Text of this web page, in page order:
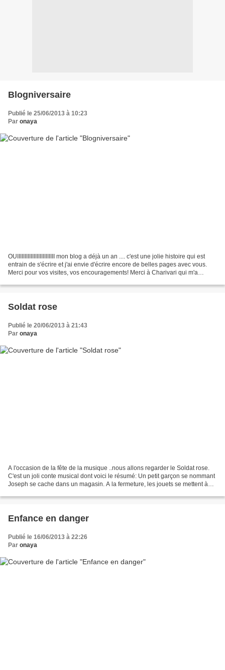
Blogniversaire
Publié le 25/06/2013 à 10:23
Par onaya
OUIIIIIIIIIIIIIIIIIIIIIIIII mon blog a déjà un an .... c'est une jolie histoire qui est
entrain de s'écrire et j'ai envie d'écrire encore de belles pages avec vous.
Merci pour vos visites, vos encouragements! Merci à Charivari qui m'a
Soldat rose
Publié le 20/06/2013 à 21:43
Par onaya
A l'occasion de la fête de la musique ..nous allons regarder le Soldat rose.
C'est un joli conte musical dont voici le résumé: Un petit garçon se nommant
Joseph se cache dans un magasin. A la fermeture, les jouets se mettent à
Enfance en danger
Publié le 16/06/2013 à 22:26
Par onaya